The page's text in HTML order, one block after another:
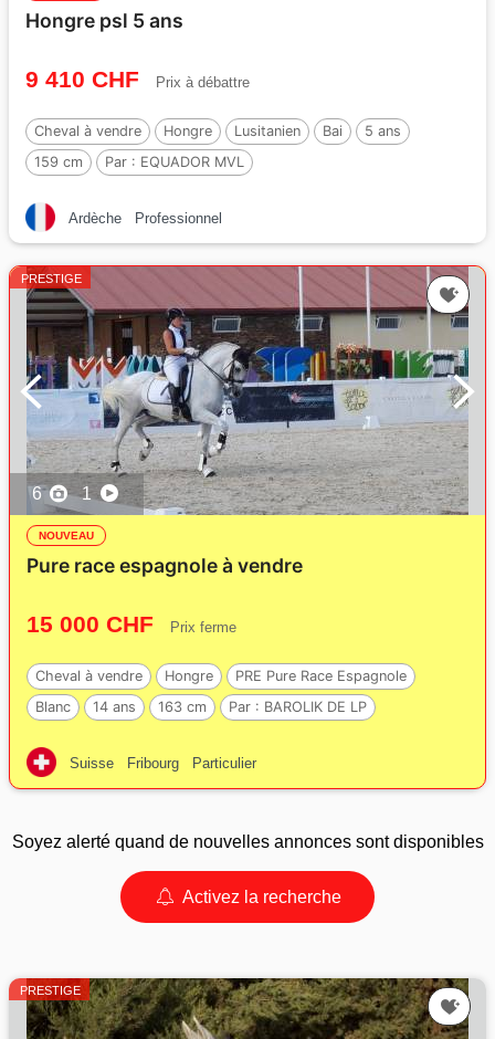
Hongre psl 5 ans
9 410 CHF Prix à débattre
Cheval à vendre Hongre Lusitanien Bai
5 ans
159 cm
Par : EQUADOR MVL
Ardèche Professionnel
PRESTIGE
6 1
NOUVEAU
Pure race espagnole à vendre
15 000 CHF Prix ferme
Cheval à vendre Hongre
PRE Pure Race Espagnole
Blanc
14 ans 163 cm Par : BAROLIK DE LP
Suisse Fribourg Particulier
Soyez alerté quand de nouvelles annonces sont disponibles
Activez la recherche
PRESTIGE